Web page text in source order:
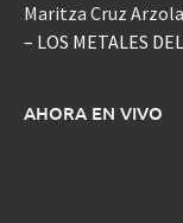
Maritza Cruz Arzola
– LOS METALES
AHORA EN VIVO